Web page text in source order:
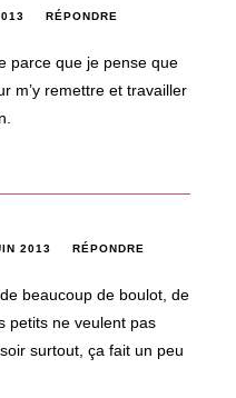
RÉPONDRE
parce que je pense que
m’y remettre et travailler
2013 RÉPONDRE
beaucoup de boulot, de
petits ne veulent pas
surtout, ça fait un peu